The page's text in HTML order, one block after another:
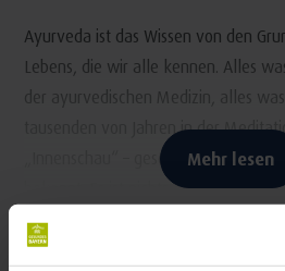
Ayurveda ist das Wissen von den
Lebens, die wir alle kennen. Alles
der ayurvedischen Medizin, alles
tausenden von Jahren in der
„Innenschau“ – gesehen haben, das
bekannt. Es ist nichts Fremdes. Und
klassischen Texte: Ayurveda ist
gehört nicht zu einem bestimmten
Mehr lesen
Kontakt für Ihre Kur oder